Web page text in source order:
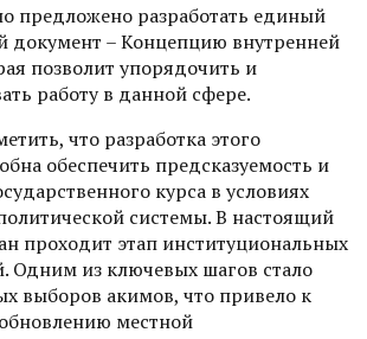
предложено разработать единый
документ – Концепцию внутренней
позволит упорядочить и
работу в данной сфере.
что разработка этого
обеспечить предсказуемость и
курса в условиях
системы. В настоящий
проходит этап институциональных
Одним из ключевых шагов стало
выборов акимов, что привело к
местной